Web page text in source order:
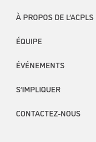
À PROPOS DE L’ACPLS
ÉQUIPE
ÉVÉNEMENTS
S’IMPLIQUER
CONTACTEZ-NOUS